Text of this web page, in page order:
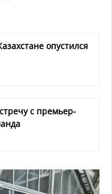
опустился
с премьер-